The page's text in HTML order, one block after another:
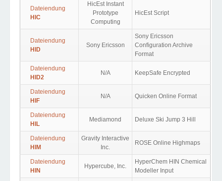
Dateiendung
HIC
HicEst Instant
Prototype
Computing
HicEst Script
Dateiendung
HID
Sony Ericsson
Sony Ericsson
Configuration Archive
Format
Dateiendung
HID2
N/A KeepSafe Encrypted
Dateiendung
HIF
N/A Quicken Online Format
Dateiendung
HIL
Mediamond Deluxe Ski Jump 3 Hill
Dateiendung
HIM
Gravity Interactive
Inc.
ROSE Online Highmaps
Dateiendung
HIN
Hypercube, Inc.
HyperChem HIN Chemical
Modeller Input